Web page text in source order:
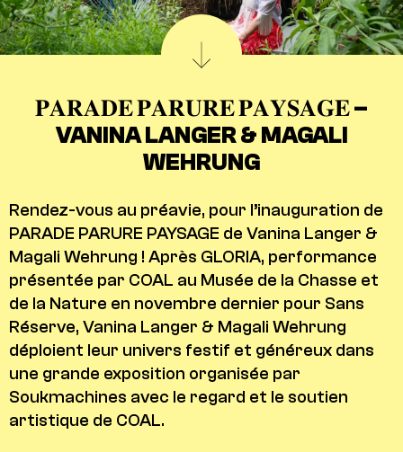
𝐏𝐀𝐑𝐀𝐃𝐄 𝐏𝐀𝐑𝐔𝐑𝐄 𝐏𝐀𝐘𝐒𝐀𝐆𝐄 –
VANINA LANGER & MAGALI
WEHRUNG
Rendez-vous au préavie, pour l’inauguration de
PARADE PARURE PAYSAGE de Vanina Langer &
Magali Wehrung ! Après GLORIA, performance
présentée par COAL au Musée de la Chasse et
de la Nature en novembre dernier pour Sans
Réserve, Vanina Langer & Magali Wehrung
déploient leur univers festif et généreux dans
une grande exposition organisée par
Soukmachines avec le regard et le soutien
artistique de COAL.